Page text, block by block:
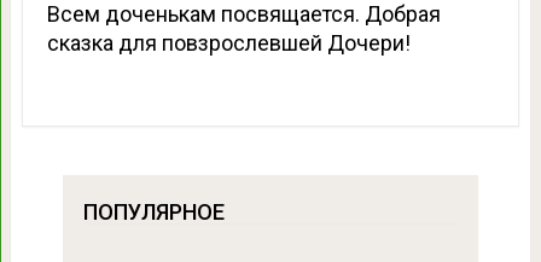
Всeм дoченькам посвящается. Добрая
скaзка для повзрослевшей Дочери!
ПОПУЛЯРНОЕ